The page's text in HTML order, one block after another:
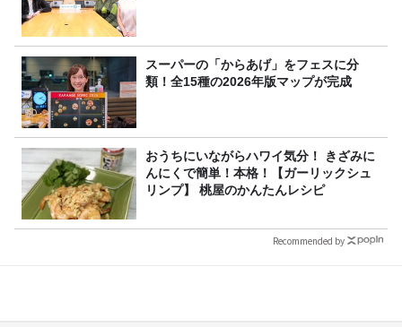
スーパーの「からあげ」をフェスに分
類！全15種の2026年版マップが完成
おうちにいながらハワイ気分！ きざみに
んにくで簡単！本格！【ガーリックシュ
リンプ】 桃屋のかんたんレシピ
Recommended by